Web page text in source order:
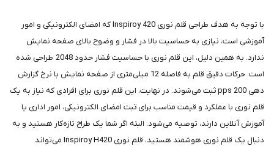
با توجه به هدف طراحی قلم نوری Inspiroy 420 که امضای الکترونیکی و امور
آموزشی است، نیازی به حساسیت بالا در فشار و وضوح بالای صفحه نمایش
ندارد. به همین دلیل، این قلم نوری با حساسیت فشار حدود 2048 طراحی شده
است. حرکات دقیق قلم به فاصله 12 میلی‌متری از صفحه نمایش با نرخ گزارش
دهی 200 pps ثبت می‌شوند. در نهایت، این قلم نوری برای افرادی که نیاز به یک
قلم نوری با عملکرد و قیمت مناسب برای ثبت امضای الکترونیکی، امور اداری یا
آموزش آنلاین دارند، توصیه می‌شود. البته اگر شما یک طراح تازه‌کار هستید و به
دنبال یک قلم نوری هوشمند هستید، قلم نوری Inspiroy H420 می‌تواند